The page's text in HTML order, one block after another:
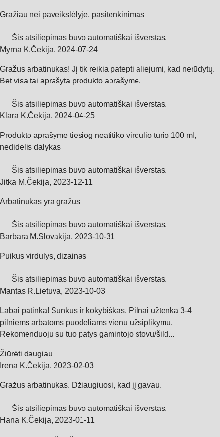
Gražiau nei paveikslėlyje, pasitenkinimas
Šis atsiliepimas buvo automatiškai išverstas.
Myrna K.Čekija, 2024‑07‑24
Gražus arbatinukas! Jį tik reikia patepti aliejumi, kad nerūdytų.
Bet visa tai aprašyta produkto aprašyme.
Šis atsiliepimas buvo automatiškai išverstas.
Klara K.Čekija, 2024‑04‑25
Produkto aprašyme tiesiog neatitiko virdulio tūrio 100 ml,
nedidelis dalykas
Šis atsiliepimas buvo automatiškai išverstas.
Jitka M.Čekija, 2023‑12‑11
Arbatinukas yra gražus
Šis atsiliepimas buvo automatiškai išverstas.
Barbara M.Slovakija, 2023‑10‑31
Puikus virdulys, dizainas
Šis atsiliepimas buvo automatiškai išverstas.
Mantas R.Lietuva, 2023‑10‑03
Labai patinka! Sunkus ir kokybiškas. Pilnai užtenka 3-4
pilniems arbatoms puodeliams vienu užsiplikymu.
Rekomenduoju su tuo patys gamintojo stovu/šild...
Žiūrėti daugiau
Irena K.Čekija, 2023‑02‑03
Gražus arbatinukas. Džiaugiuosi, kad jį gavau.
Šis atsiliepimas buvo automatiškai išverstas.
Hana K.Čekija, 2023‑01‑11